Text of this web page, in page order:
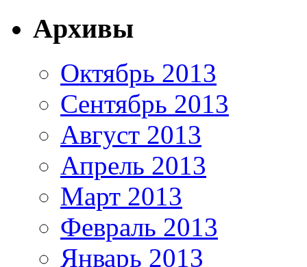
Архивы
Октябрь 2013
Сентябрь 2013
Август 2013
Апрель 2013
Март 2013
Февраль 2013
Январь 2013